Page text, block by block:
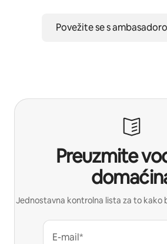
Povežite se s
Preuzmite
Jednostavna kontrolna lista za to kako
E-mail*